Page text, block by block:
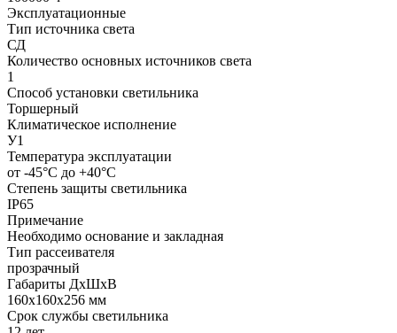
Эксплуатационные
Тип источника света
СД
Количество основных источников света
1
Способ установки светильника
Торшерный
Климатическое исполнение
У1
Температура эксплуатации
от -45°С до +40°С
Степень защиты светильника
IP65
Примечание
Необходимо основание и закладная
Тип рассеивателя
прозрачный
Габариты ДхШхВ
160x160x256 мм
Срок службы светильника